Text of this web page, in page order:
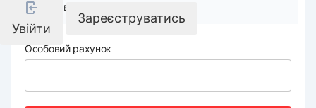
Увійти
Зареєструватись
Реквізити компанії
Особовий рахунок